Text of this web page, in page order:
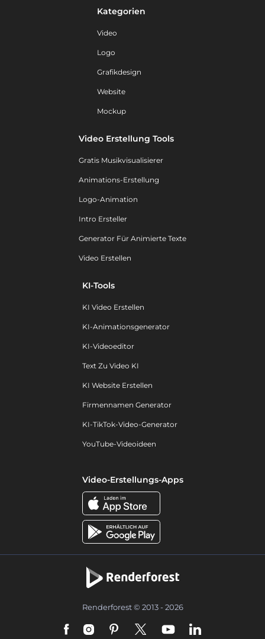
Kategorien
Video
Logo
Grafikdesign
Website
Mockup
Video Erstellung Tools
Gratis Musikvisualisierer
Animations-Erstellung
Logo-Animation
Intro Ersteller
Generator Für Animierte Texte
Video Erstellen
KI-Tools
KI Video Erstellen
KI-Animationsgenerator
KI-Videoeditor
Text Zu Video KI
KI Website Erstellen
Firmennamen Generator
KI-TikTok-Video-Generator
YouTube-Videoideen
Video-Erstellungs-Apps
Renderforest © 2013 - 2026